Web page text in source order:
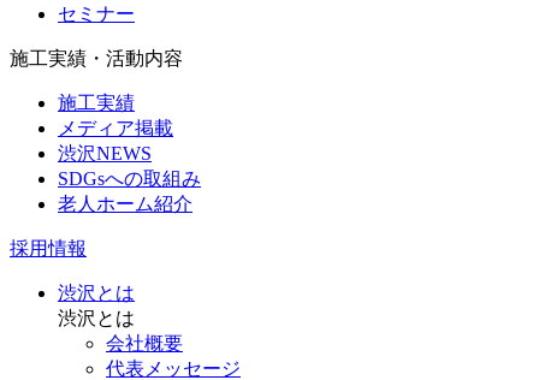
セミナー
施工実績・活動内容
施工実績
メディア掲載
渋沢NEWS
SDGsへの取組み
老人ホーム紹介
採用情報
渋沢とは
渋沢とは
会社概要
代表メッセージ